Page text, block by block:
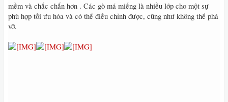
mềm và chắc chắn hơn . Các gò má miếng là nhiều lớp cho một sự
phù hợp tối ưu hóa và có thể điều chỉnh được, cũng như không thể phá
vỡ.